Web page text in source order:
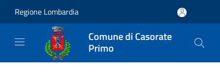
Regione Lombardia
Comune di Casorate
Primo